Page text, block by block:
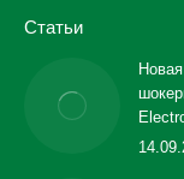
Статьи